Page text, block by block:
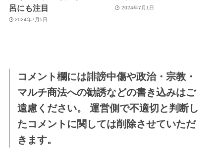
呂にも注目
2024年7月5日
2024年7月1日
コメント欄には誹謗中傷や政治・宗教・
マルチ商法への勧誘などの書き込みはご
遠慮ください。 運営側で不適切と判断し
たコメントに関しては削除させていただ
きます。